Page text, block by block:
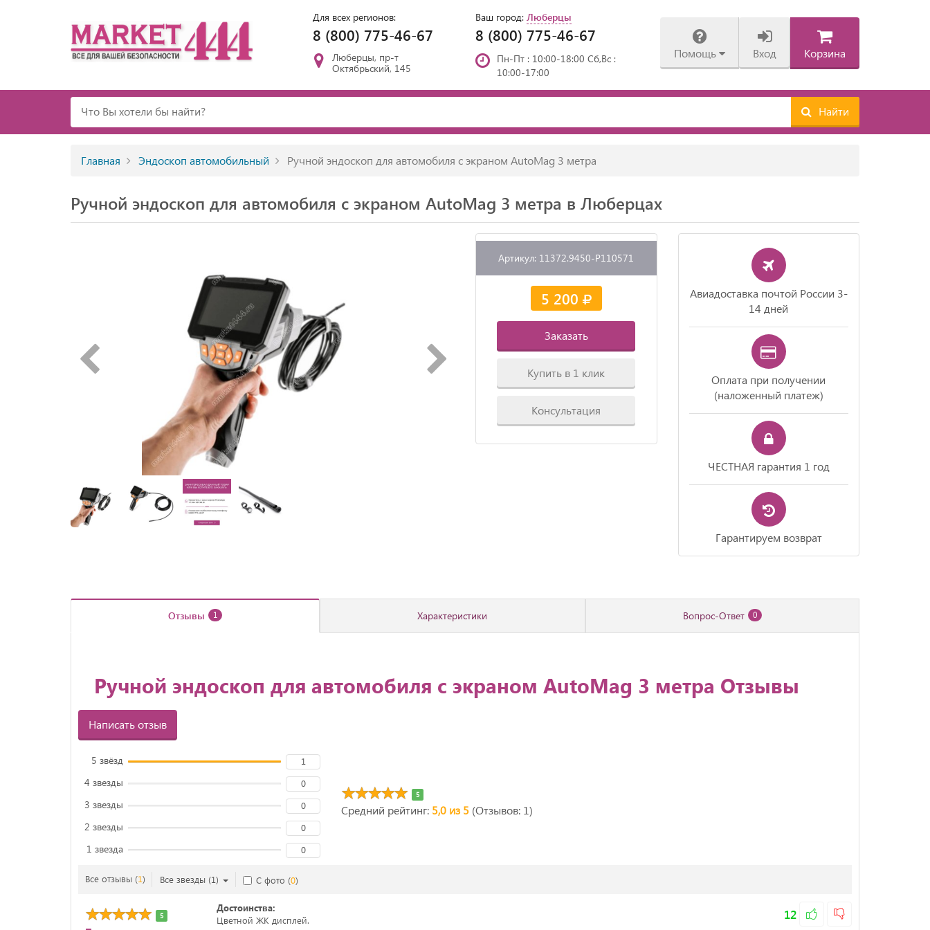
Для всех регионов:
8 (800) 775-46-67
Ваш город: Люберцы
8 (800) 775-46-67
Люберцы, пр-т
Октябрьский, 145
Пн-Пт : 10:00-18:00 Сб,Вс :
10:00-17:00
Помощь Вход Корзина
Найти
Главная Эндоскоп автомобильный Ручной эндоскоп для автомобиля с экраном AutoMag 3 метра
Ручной эндоскоп для автомобиля с экраном AutoMag 3 метра в Люберцах
Артикул: 11372.9450-P110571
5 200
Заказать
Купить в 1 клик
Консультация
Авиадоставка почтой России 3-
14 дней
Оплата при получении
(наложенный платеж)
ЧЕСТНАЯ гарантия 1 год
Гарантируем возврат
Отзывы 1 Характеристики Вопрос-Ответ 0
Ручной эндоскоп для автомобиля с экраном AutoMag 3 метра Отзывы
Написать отзыв
5 звёзд 1
4 звезды 0
3 звезды 0
2 звезды 0
1 звезда 0
5
Средний рейтинг: 5,0 из 5 (Отзывов: 1)
Все отзывы (1) Все звезды (1) С фото (0)
5
Достоинства:
Цветной ЖК дисплей.
12